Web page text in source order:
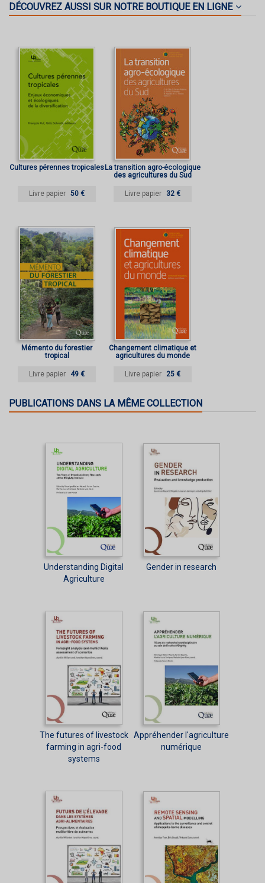
DÉCOUVREZ AUSSI SUR NOTRE BOUTIQUE EN LIGNE
Cultures pérennes tropicales
Livre papier 50 €
La transition agro-écologique
des agricultures du Sud
Livre papier 32 €
Mémento du forestier
tropical
Livre papier 49 €
Changement climatique et
agricultures du monde
Livre papier 25 €
PUBLICATIONS DANS LA MÊME COLLECTION
Understanding Digital
Agriculture
Gender in research
The futures of livestock
farming in agri-food
systems
Appréhender l'agriculture
numérique